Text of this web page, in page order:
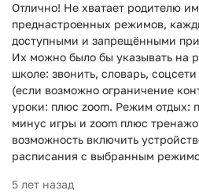
Отлично! Не хватает родителю
преднастроенных режимов,
доступными и запрещёнными
Их можно было бы указывать на
школе: звонить, словарь,
(если возможно ограничение
уроки: плюс zoom. Режим отдых:
минус игры и zoom плюс
возможность включить
расписания с выбранным
5 лет назад